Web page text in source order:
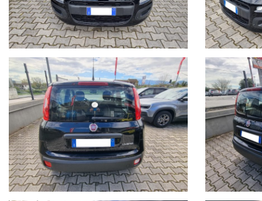
- FINANZIAMENTI IN SEDE A TASSO AGEVOLATO CON
- VALUTAZIONE E RITIRO DEL VOSTRO USATO
- PACCHETTI ASSICURATIVI FURTO INCENDIO & RAPINA
- INSTALLAZIONE DI ANTIFURTI / BLOCK SHAFT
PER ULTERIORI INFORMAZIONI NON ESITARE A CONTATTARCI,
UNO DEI NOSTRI RESPONSABILI SARA' A TUA DISPOSIZIONE
!!AL FINE DI GARANTIRVI UN MIGLIOR SERVIZIO
NB.
Il costo del passaggio di proprieta' varia in base ai kw della vettura ,
il valore della permuta puo' essere stabilito solo previa visione.
Ricordiamo che la dotazione tecnica e gli optional potrebbero, in
non rappresentano un impegno contrattuale"
ORARI:
Dal lunedi al sabato: